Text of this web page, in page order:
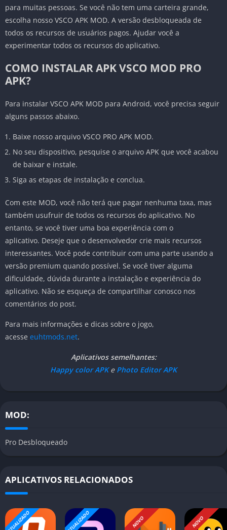
para muitas pessoas. Se você não tem uma carteira grande,
escolha nosso VSCO APK MOD. A versão desbloqueada de
todos os recursos de usuários pagos. Ajudar você a
experimentar todos os recursos do aplicativo.
COMO INSTALAR APK VSCO MOD PRO
APK?
Para instalar VSCO APK MOD para Android, você precisa seguir
alguns passos abaixo.
Baixe nosso arquivo VSCO PRO APK MOD.
No seu dispositivo, pesquise o arquivo APK que você acabou
de baixar e instale.
Siga as etapas de instalação e conclua.
Com este MOD, você não terá que pagar nenhuma taxa, mas
também usufruir de todos os recursos do aplicativo. No
entanto, se você tiver uma boa experiência com o
aplicativo. Deseje que o desenvolvedor crie mais recursos
interessantes. Você pode contribuir com uma parte usando a
versão premium quando possível. Se você tiver alguma
dificuldade, dúvida durante a instalação e experiência do
aplicativo. Não se esqueça de compartilhar conosco nos
comentários do post.
Para mais informações e dicas sobre o jogo,
acesse euhtmods.net.
Aplicativos semelhantes:
Happy color APK e Photo Editor APK
MOD:
Pro Desbloqueado
APLICATIVOS RELACIONADOS
ATUALIZADO ATUALIZADO NOVO NOVO